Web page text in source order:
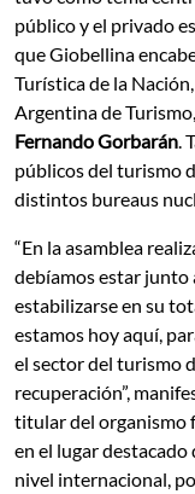
público y el privado
que Giobellina
Turística de la Nación,
Argentina de Turismo,
Fernando Gorbarán .
públicos del turismo
distintos bureaus
“En la asamblea
debíamos estar junto
estabilizarse en su
estamos hoy aquí,
el sector del turismo
recuperación”,
titular del organismo
en el lugar
nivel internacional,